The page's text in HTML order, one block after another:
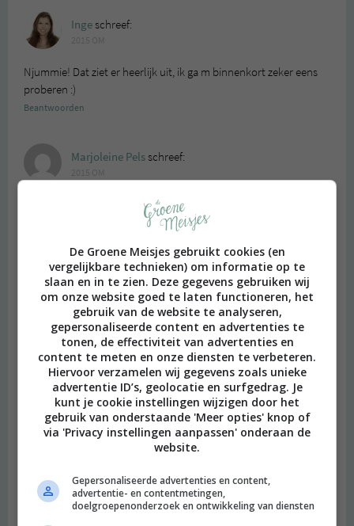
Ingeschreef:
Njummie! Dat ziet er heerlijk uit, ik ga m binnenkort zeker eens
proberen :)
Beantwoorden
Marjoleine Pelsschreef:
Ff uitprinten en in mijn knip- en plak receptenboek plakken en
dan ga ik deze soep vanavond ook uitproberen! :-)
Iffy | DiaryOfAMua schreef:
2015 OM
Dat ziet er super lekker uit!
Beantwoorden
karinschreef:
Net gegeten! Hij was heerlijk! Had alleen geen basilicum in huis,
voor de volgende keer
De Groene Meisjes gebruikt cookies (en
vergelijkbare technieken) om informatie op te
slaan en in te zien. Deze gegevens gebruiken wij
om onze website goed te laten functioneren, het
gebruik van de website te analyseren,
gepersonaliseerde content en advertenties te
tonen, de effectiviteit van advertenties en
content te meten en onze diensten te verbeteren.
Hiervoor verzamelen wij gegevens zoals unieke
advertentie ID’s, geolocatie en surfgedrag. Je
kunt je cookie instellingen wijzigen door het
gebruik van onderstaande 'Meer opties' knop of
via 'Privacy instellingen aanpassen' onderaan de
website.
Gepersonaliseerde advertenties en content,
advertentie- en contentmetingen,
doelgroepenonderzoek en ontwikkeling van diensten